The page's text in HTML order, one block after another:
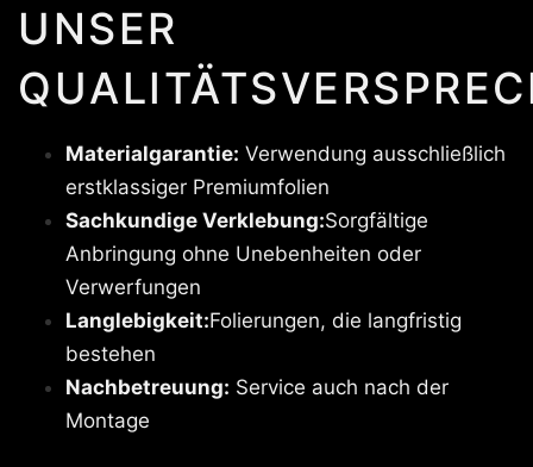
UNSER
Materialgarantie: Verwendung ausschließlich
erstklassiger Premiumfolien
Sachkundige Verklebung:Sorgfältige
Anbringung ohne Unebenheiten oder
Verwerfungen
Langlebigkeit:Folierungen, die langfristig
bestehen
Nachbetreuung: Service auch nach der
Montage